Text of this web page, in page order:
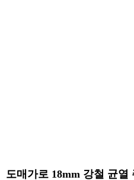
도매가로 18mm 강철 균열